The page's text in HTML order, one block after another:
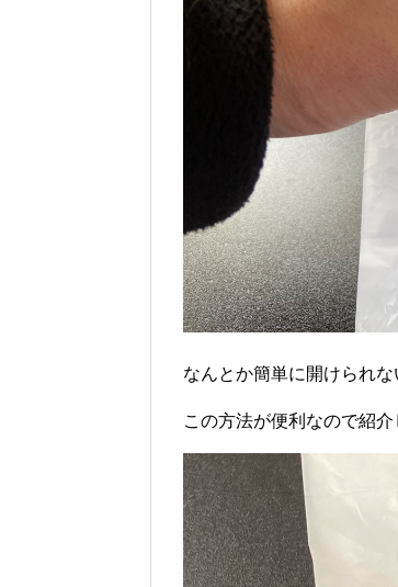
なんとか簡単に開けられな
この方法が便利なので紹介